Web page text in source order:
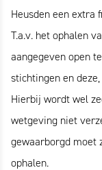
Heusden een extra
T.a.v. het ophalen
aangegeven open
stichtingen en
Hierbij wordt wel
wetgeving niet
gewaarborgd moet
ophalen.